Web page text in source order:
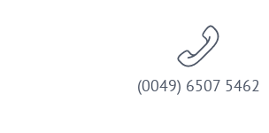
(0049) 6507 5462